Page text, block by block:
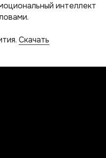
интеллект
Скачать